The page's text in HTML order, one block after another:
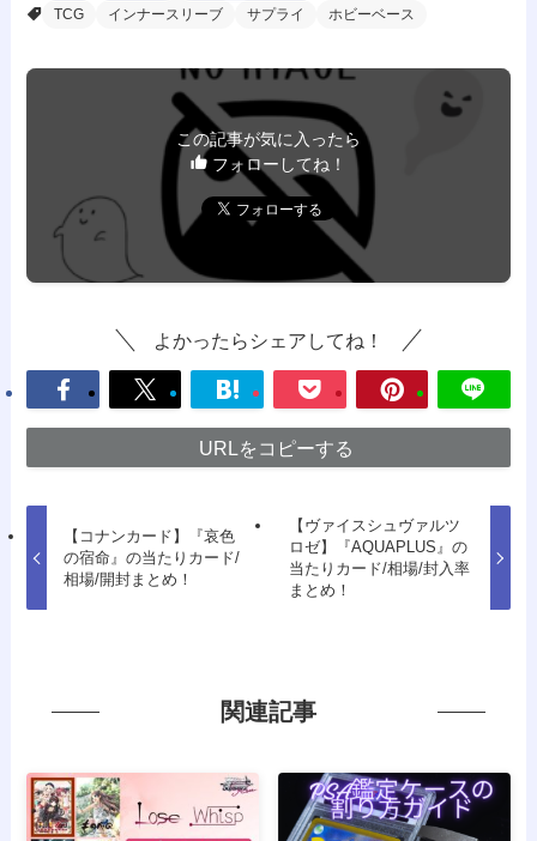
TCG
インナースリーブ サプライ ホビーベース
この記事が気に入ったら
フォローしてね！
よかったらシェアしてね！
URLをコピーする
【コナンカード】『哀色
の宿命』の当たりカード/
相場/開封まとめ！
【ヴァイスシュヴァルツ
ロゼ】『AQUAPLUS』の
当たりカード/相場/封入率
まとめ！
関連記事